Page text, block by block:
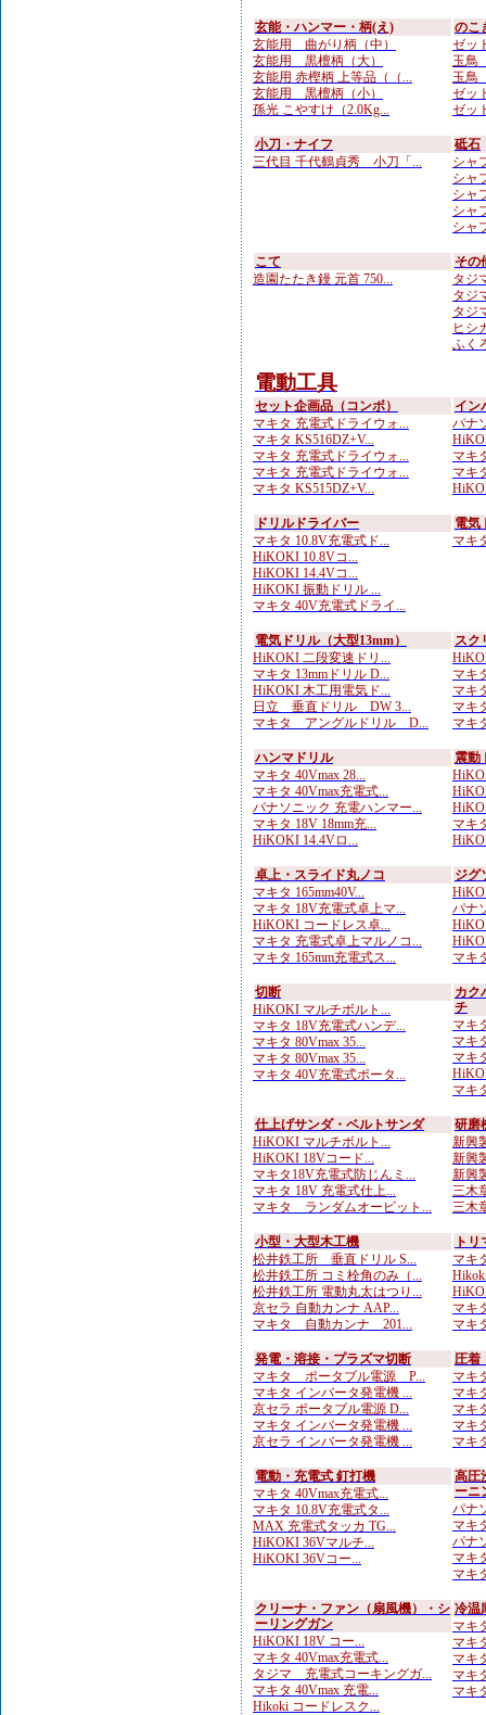
玄能・ハンマー・柄(え)
玄能用 曲がり柄（中）
玄能用 黒檀柄（大）
玄能用 赤樫柄 上等品（（...
玄能用 黒檀柄（小）
孫光 こやすけ（2.0Kg...
のこ
ゼッ
玉鳥
玉鳥
ゼッ
ゼッ
小刀・ナイフ
三代目 千代鶴貞秀 小刀「...
砥石
シャ
シャ
シャ
シャ
シャ
こて
造園たたき鏝 元首 750...
その
タジ
タジ
タジ
ヒシ
ふく
電動工具
セット企画品（コンボ）
マキタ 充電式ドライウォ...
マキタ KS516DZ+V...
マキタ 充電式ドライウォ...
マキタ 充電式ドライウォ...
マキタ KS515DZ+V...
イン
パナ
マキ
マキ
ドリルドライバー
マキタ 10.8V充電式ド...
HiKOKI 10.8Vコ...
HiKOKI 14.4Vコ...
HiKOKI 振動ドリル ...
マキタ 40V充電式ドライ...
電気
マキ
電気ドリル（大型13mm）
HiKOKI 二段変速ドリ...
マキタ 13mmドリル D...
HiKOKI 木工用電気ド...
日立 垂直ドリル DW 3...
マキタ アングルドリル D...
スク
マキ
マキ
マキ
マキ
ハンマドリル
マキタ 40Vmax 28...
マキタ 40Vmax充電式...
パナソニック 充電ハンマー...
マキタ 18V 18mm充...
HiKOKI 14.4Vロ...
震動
マキ
卓上・スライド丸ノコ
マキタ 165mm40V...
マキタ 18V充電式卓上マ...
HiKOKI コードレス卓...
マキタ 充電式卓上マルノコ...
マキタ 165mm充電式ス...
ジグ
パナ
マキ
切断
HiKOKI マルチボルト...
マキタ 18V充電式ハンデ...
マキタ 80Vmax 35...
マキタ 80Vmax 35...
マキタ 40V充電式ポータ...
カク
チ
マキ
マキ
マキ
マキ
仕上げサンダ・ベルトサンダ
HiKOKI マルチボルト...
HiKOKI 18Vコード...
マキタ18V充電式防じんミ...
マキタ 18V 充電式仕上...
マキタ ランダムオービット...
研磨
新興
新興
新興
三木
三木
小型・大型木工機
松井鉄工所 垂直ドリル S...
松井鉄工所 コミ栓角のみ（...
松井鉄工所 電動丸太はつり...
京セラ 自動カンナ AAP...
マキタ 自動カンナ 201...
ト
マキ
マキ
マキ
発電・溶接・プラズマ切断
マキタ ポータブル電源 P...
マキタ インバータ発電機 ...
京セラ ポータブル電源 D...
マキタ インバータ発電機 ...
京セラ インバータ発電機 ...
圧着
マキ
マキ
マキ
マキ
マキ
電動・充電式 釘打機
マキタ 40Vmax充電式...
マキタ 10.8V充電式タ...
MAX 充電式タッカ TG...
HiKOKI 36Vマルチ...
HiKOKI 36Vコー...
高圧
ーニ
パナ
マキ
パナ
マキ
マキ
クリーナ・ファン（扇風機）・シ
ーリングガン
HiKOKI 18V コー...
マキタ 40Vmax充電式...
タジマ 充電式コーキングガ...
マキタ 40Vmax 充電...
Hikoki コードレスク...
冷温
マキ
マキ
マキ
マキ
マキ